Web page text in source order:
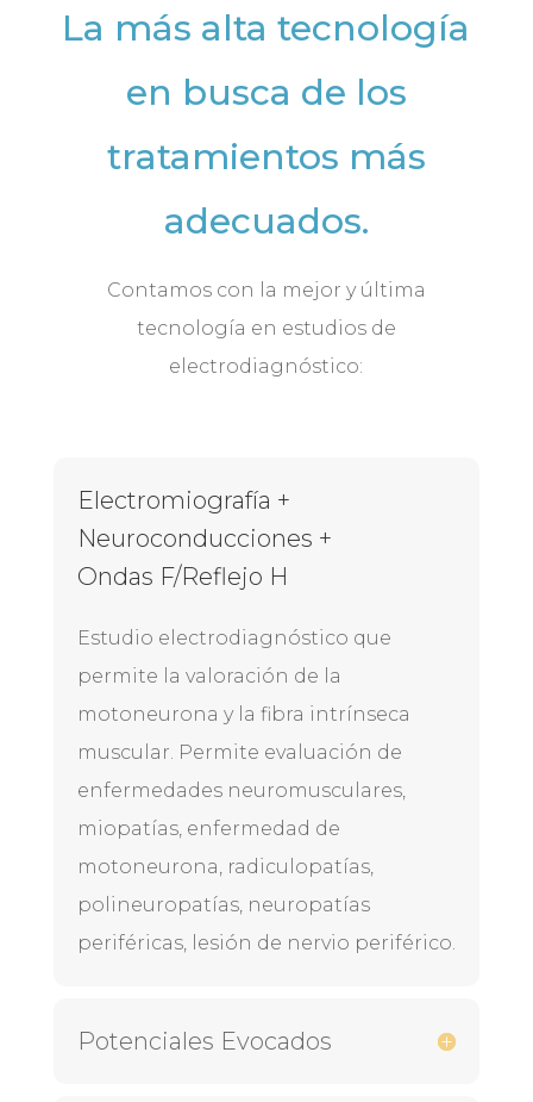
La más alta tecnología
en busca de los
tratamientos más
adecuados.
Contamos con la mejor y última
tecnología en estudios de
electrodiagnóstico:
Electromiografía +
Neuroconducciones +
Ondas F/Reflejo H
Estudio electrodiagnóstico que
permite la valoración de la
motoneurona y la fibra intrínseca
muscular. Permite evaluación de
enfermedades neuromusculares,
miopatías, enfermedad de
motoneurona, radiculopatías,
polineuropatías, neuropatías
periféricas, lesión de nervio periférico.
Potenciales Evocados